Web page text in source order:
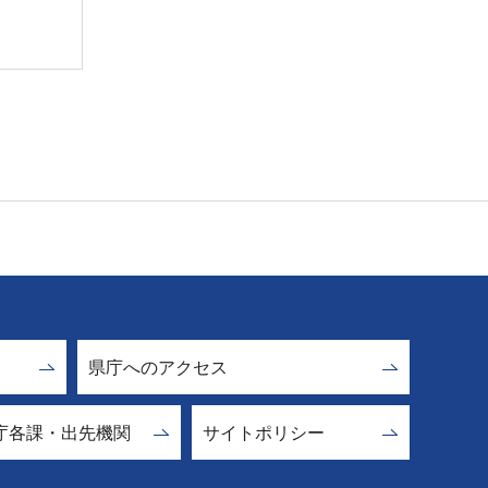
県庁へのアクセス
各課・出先機関 サイトポリシー